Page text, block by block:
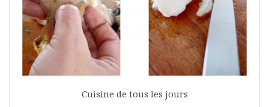
Cuisine de tous les jours